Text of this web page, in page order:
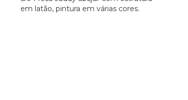
em latão, pintura em várias cores.